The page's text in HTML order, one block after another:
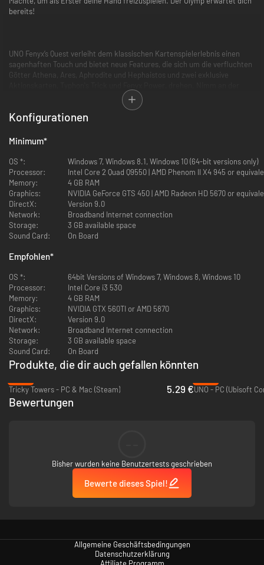
bereits!
UNO Fenyx’s Quest verleiht dem klassischen Kartenspielerlebnis einen
sagenhaften Touch und bietet neue Features, die sich um die verfluchten
Götter Athena, Ares, Aphrodite und Hephaistos und zwei exklusive
goldenen Tafel platz, triff die Götter und erfülle Fenyx’s Quest. Du bist die
Konfigurationen
Minimum*
OS *:
Windows 7, Windows 8.1, Windows 10 (64-bit versions only)
Processor:
Intel Core 2 Quad Q9550 | AMD Phenom II X4 945 or
Memory:
4 GB RAM
Graphics:
NVIDIA GeForce GTS 450 | AMD Radeon HD 5670 or
DirectX:
Version 9.0
Network:
Broadband Internet connection
Storage:
3 GB available space
Sound Card:
On Board
Empfohlen*
OS *:
64bit Versions of Windows 7, Windows 8, Windows 10
Processor:
Intel Core i3 530
Memory:
4 GB RAM
Graphics:
NVIDIA GTX 560TI or AMD 5870
DirectX:
Version 9.0
Network:
Broadband Internet connection
Storage:
3 GB available space
Sound Card:
On Board
Produkte, die dir auch gefallen könnten
Tricky Towers - PC & Mac (Steam)
5.29 €UNO - PC (Ubisoft
Bewertungen
Bisher wurden keine Benutzertests geschrieben
Bewerte dieses Spiel!
Allgemeine Geschäftsbedingungen
Datenschutzerklärung
Affiliate Programm